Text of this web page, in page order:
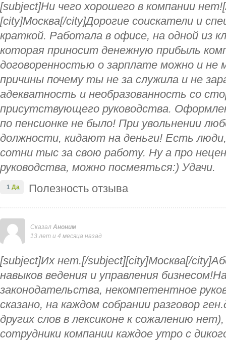
[subject]Ни чего хорошего в компании
[city]Москва[/city]Дорогие соискатели и
краткой. Работала в офисе, на одной из
которая приносит денежную прибыль
договоренностью о зарплате можно и не
причины почему ты не за служила и не
адекватность и необразованность со
присутствующего руководства.
по пенсионке не было! При увольнении
должности, кидают на деньги! Есть
сотни тыс за свою работу. Ну а про
руководства, можно посмеяться:) Удачи.
Полезность отзыва
1 Да
Сказал Аноним
13 лет и 4 месяца назад
[subject]Их нет.[/subject][city]Москва[/
навыков ведения и управления
законодательства, некомпетентное
сказано, на каждом собрании разговор
других слов в лексиконе к сожалению
сотрудники компании каждое утро с